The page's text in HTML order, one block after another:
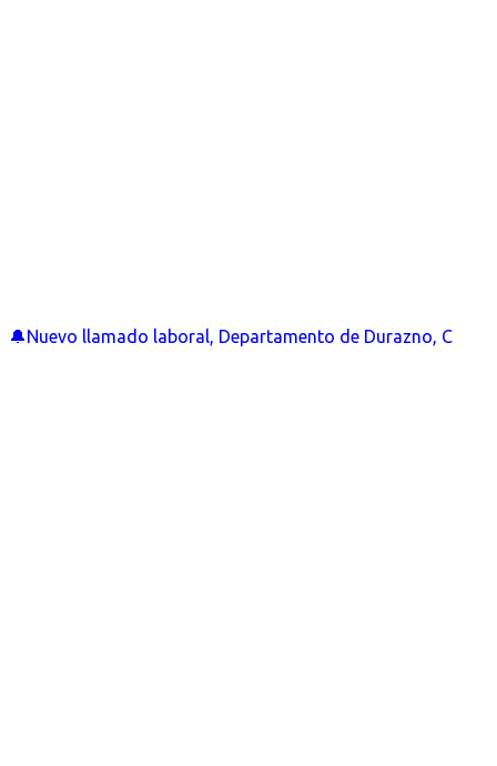
🔔Nuevo llamado laboral, Departamento de Durazno, C